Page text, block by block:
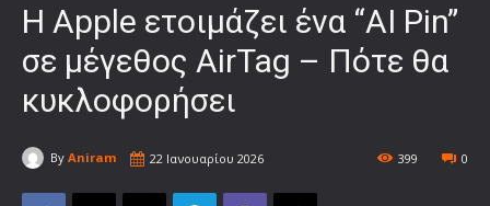
Η Apple ετοιμάζει ένα “AI Pin”
σε μέγεθος AirTag – Πότε θα
κυκλοφορήσει
By Aniram 22 Ιανουαρίου 2026 0
399